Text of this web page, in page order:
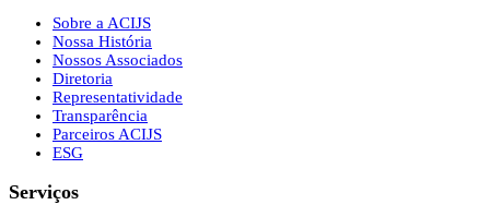
Sobre a ACIJS
Nossa História
Nossos Associados
Diretoria
Representatividade
Transparência
Parceiros ACIJS
ESG
Serviços